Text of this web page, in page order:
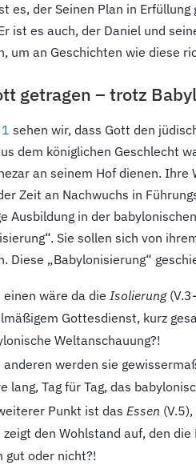
es, der Seinen Plan in
ist es auch, der Daniel und
um an Geschichten wie diese
getragen – trotz
sehen wir, dass Gott den
dem königlichen Geschlecht
an seinem Hof dienen.
Zeit an Nachwuchs in
Ausbildung in der
Sie sollen sich von
Diese „Babylonisierung“
einen wäre da die Isolierung
Gottesdienst, kurz
Weltanschauung?!
anderen werden sie
lang, Tag für Tag, das
Punkt ist das Essen (V.5
zeigt den Wohlstand auf, den
gut oder nicht?!